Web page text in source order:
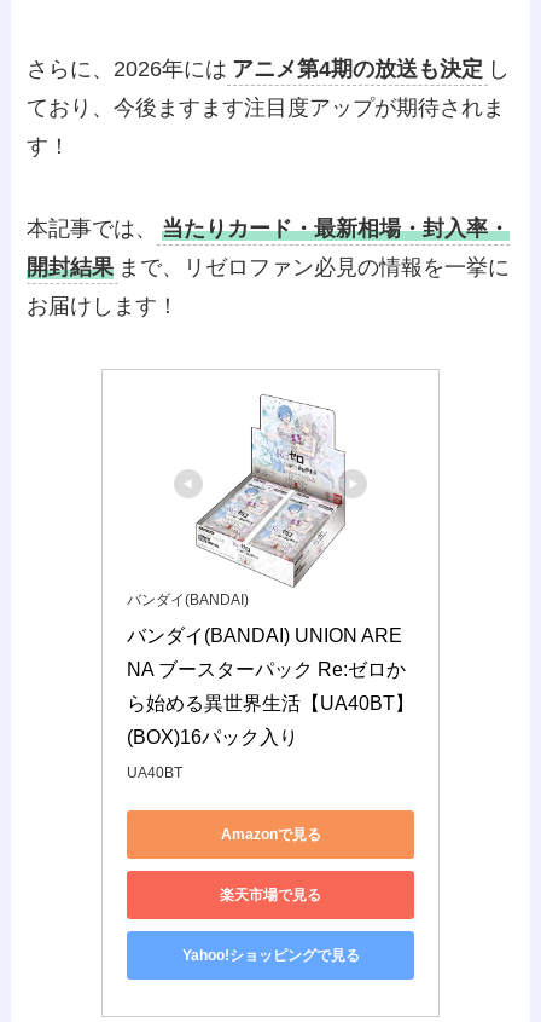
さらに、2026年には アニメ第4期の放送も決定 し
ており、今後ますます注目度アップが期待されま
す！
本記事では、
当たりカード・最新相場・封入率・
開封結果 まで、リゼロファン必見の情報を一挙に
お届けします！
バンダイ(BANDAI)
バンダイ(BANDAI) UNION ARE
NA ブースターパック Re:ゼロか
ら始める異世界生活【UA40BT】
(BOX)16パック入り
UA40BT
Amazonで見る
楽天市場で見る
Yahoo!ショッピングで見る